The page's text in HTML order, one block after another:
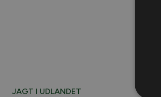
JAGT I UDLANDET